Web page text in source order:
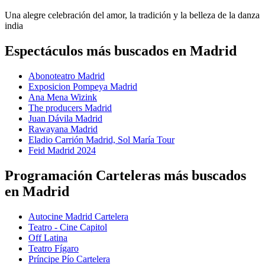
Una alegre celebración del amor, la tradición y la belleza de la danza
india
Espectáculos más buscados en Madrid
Abonoteatro Madrid
Exposicion Pompeya Madrid
Ana Mena Wizink
The producers Madrid
Juan Dávila Madrid
Rawayana Madrid
Eladio Carrión Madrid, Sol María Tour
Feid Madrid 2024
Programación Carteleras más buscados
en Madrid
Autocine Madrid Cartelera
Teatro - Cine Capitol
Off Latina
Teatro Fígaro
Príncipe Pío Cartelera